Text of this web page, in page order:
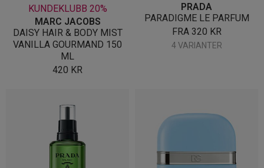
KUNDEKLUBB 20%
MARC JACOBS
DAISY HAIR & BODY MIST
VANILLA GOURMAND 150
ML
420 KR
PRADA
PARADIGME LE PARFUM
FRA 320 KR
4 VARIANTER